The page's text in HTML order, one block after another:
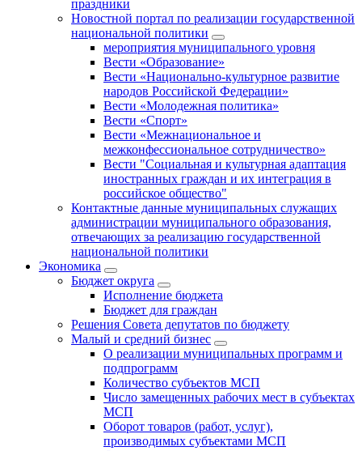
праздники
Новостной портал по реализации государственной
национальной политики
мероприятия муниципального уровня
Вести «Образование»
Вести «Национально-культурное развитие
народов Российской Федерации»
Вести «Молодежная политика»
Вести «Спорт»
Вести «Межнациональное и
межконфессиональное сотрудничество»
Вести "Социальная и культурная адаптация
иностранных граждан и их интеграция в
российское общество"
Контактные данные муниципальных служащих
администрации муниципального образования,
отвечающих за реализацию государственной
национальной политики
Экономика
Бюджет округa
Исполнение бюджета
Бюджет для граждан
Решения Совета депутатов по бюджету
Малый и средний бизнес
О реализации муниципальных программ и
подпрограмм
Количество субъектов МСП
Число замещенных рабочих мест в субъектах
МСП
Оборот товаров (работ, услуг),
производимых субъектами МСП